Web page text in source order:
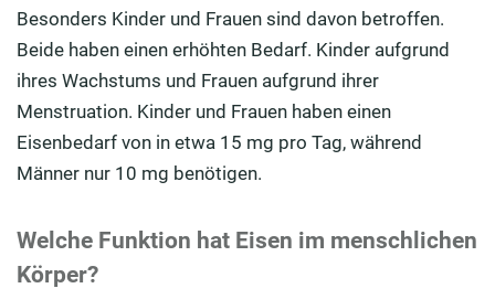
Besonders Kinder und Frauen sind davon betroffen.
Beide haben einen erhöhten Bedarf. Kinder aufgrund
ihres Wachstums und Frauen aufgrund ihrer
Menstruation. Kinder und Frauen haben einen
Eisenbedarf von in etwa 15 mg pro Tag, während
Männer nur 10 mg benötigen.
Welche Funktion hat Eisen im menschlichen
Körper?